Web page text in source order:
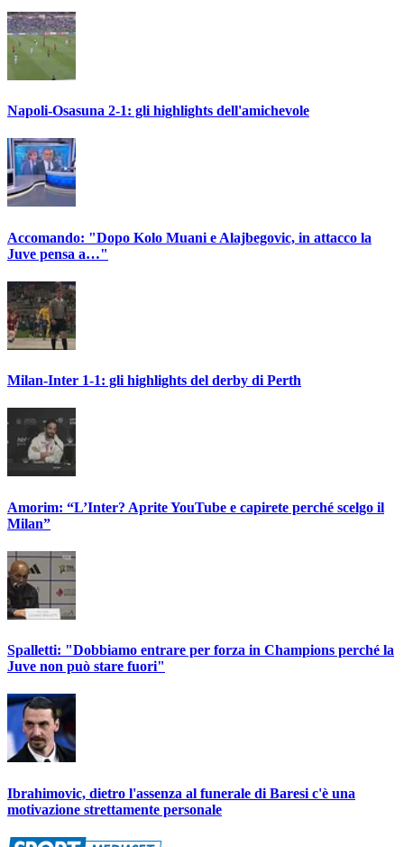
Napoli-Osasuna 2-1: gli highlights dell'amichevole
Accomando: "Dopo Kolo Muani e Alajbegovic, in attacco la
Juve pensa a…"
Milan-Inter 1-1: gli highlights del derby di Perth
Amorim: “L’Inter? Aprite YouTube e capirete perché scelgo il
Milan”
Spalletti: "Dobbiamo entrare per forza in Champions perché la
Juve non può stare fuori"
Ibrahimovic, dietro l'assenza al funerale di Baresi c'è una
motivazione strettamente personale